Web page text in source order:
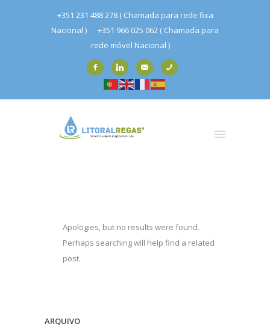
+351 231 488 278 ( Chamada para rede fixa
Nacional )
+351 966 025 062 ( Chamada para
rede móvel Nacional )
Apologies, but no results were found.
Perhaps searching will help find a related
post.
ARQUIVO